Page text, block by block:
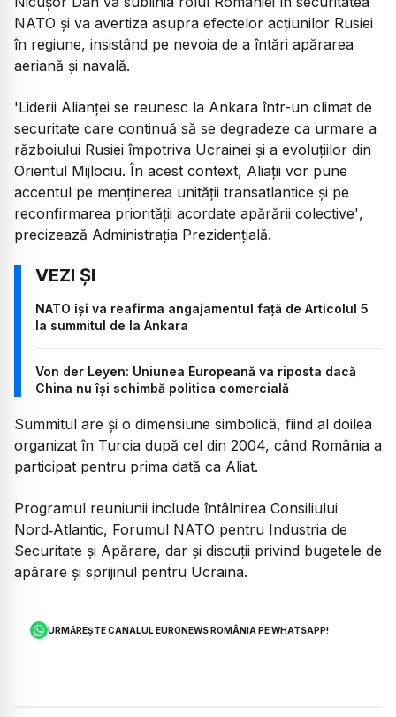
NATO și va avertiza asupra efectelor acțiunilor Rusiei
în regiune, insistând pe nevoia de a întări apărarea
aeriană și navală.
'Liderii Alianței se reunesc la Ankara într-un climat de
securitate care continuă să se degradeze ca urmare a
războiului Rusiei împotriva Ucrainei și a evoluțiilor din
Orientul Mijlociu. În acest context, Aliații vor pune
accentul pe menținerea unității transatlantice și pe
reconfirmarea priorității acordate apărării colective',
precizează Administrația Prezidențială.
NATO își va reafirma angajamentul față de Articolul 5
la summitul de la Ankara
Von der Leyen: Uniunea Europeană va riposta dacă
China nu își schimbă politica comercială
Summitul are și o dimensiune simbolică, fiind al doilea
organizat în Turcia după cel din 2004, când România a
participat pentru prima dată ca Aliat.
Programul reuniunii include întâlnirea Consiliului
Nord‑Atlantic, Forumul NATO pentru Industria de
Securitate și Apărare, dar și discuții privind bugetele de
apărare și sprijinul pentru Ucraina.
URMĂREȘTE CANALUL EURONEWS ROMÂNIA PE WHATSAPP!